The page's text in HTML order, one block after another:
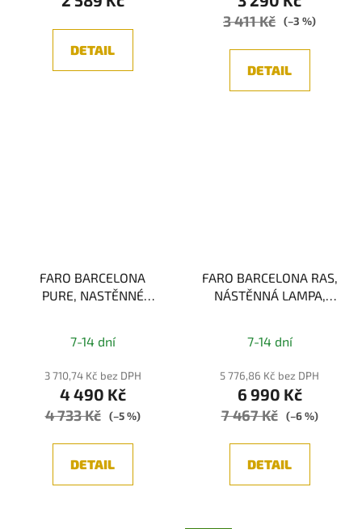
DETAIL
3 411 Kč (–3 %)
DETAIL
FARO BARCELONA
PURE, NASTĚNNÉ
7-14 dní
3 710,74 Kč bez DPH
4 490 Kč
4 733 Kč (–5 %)
DETAIL
FARO BARCELONA RAS,
NÁSTĚNNÁ LAMPA,
7-14 dní
5 776,86 Kč bez DPH
6 990 Kč
7 467 Kč (–6 %)
DETAIL